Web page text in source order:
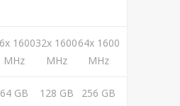
1600
MHz
32x 1600
MHz
64x 1600
MHz
64 GB 128 GB 256 GB